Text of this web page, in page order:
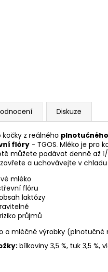
Diskuze
z reálného
flóry - TGOS. Mléko je pro
můžete podávat denně až
a uchovávejte v
mléko
flóru
laktózy
průjmů
a mléčné výrobky (plnotučné
bílkoviny 3,5 %, tuk 3,5 %,